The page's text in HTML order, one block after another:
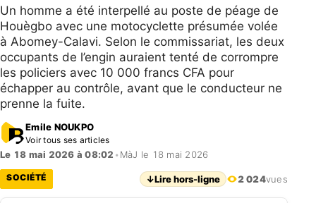
Un homme a été interpellé au poste de péage de
Houègbo avec une motocyclette présumée volée
à Abomey-Calavi. Selon le commissariat, les deux
occupants de l’engin auraient tenté de corrompre
les policiers avec 10 000 francs CFA pour
échapper au contrôle, avant que le conducteur ne
prenne la fuite.
Emile NOUKPO
Voir tous ses articles
Le 18 mai 2026 à 08:02 • MàJ le 18 mai 2026
SOCIÉTÉ ↓Lire hors-ligne 2 024vues